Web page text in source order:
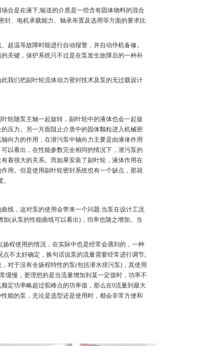
是在液下;输送的介质是一些含有固体物料的混合
封、电机承载能力、轴承布置及选用等方面的要求比
温等故障时能进行自动报警，并自动停机备修。
关键，保护系统只不过是在泵发生故障后的一种补
我们把副叶轮流体动力密封技术及泵的无过载设计
轮随泵主轴一起旋转，副叶轮中的液体也会一起旋
压力。另一方面阻止介质中的固体颗粒进入机械密
向力的作用，在潜污泵中轴向力主要是由液体作用
以看出，在性能参数完全相同的情况下，潜污泵的
着很大的关系。而如果安装了副叶轮，液体作用在
用。但是使用副叶轮密封系统也有一个缺点，那就
线，这对泵的使用会带来一个问题:当泵在设计工况
(从泵的性能曲线可以看出)，功率也随之增加。当
程使用的情况，在实际中也是经常会遇到的，一种
不太好确定，换句话说泵的流量需要经常进行调节;
对于没有全扬程特性的泵(包括潜水排污泵)，其使用
缓慢，更理想的是当流量增加到某一定值时，功率不
定功率略超过驼峰点的功率值，那么在0流量到最大
能的泵，无论是选型还是使用时，都会非常方便和